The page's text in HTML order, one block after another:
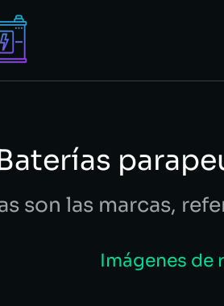
son las marcas,
Imágenes de